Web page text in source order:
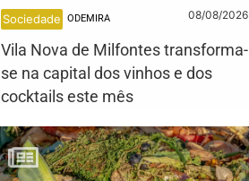
Sociedade ODEMIRA 08/08/2026
Vila Nova de Milfontes transforma-
se na capital dos vinhos e dos
cocktails este mês